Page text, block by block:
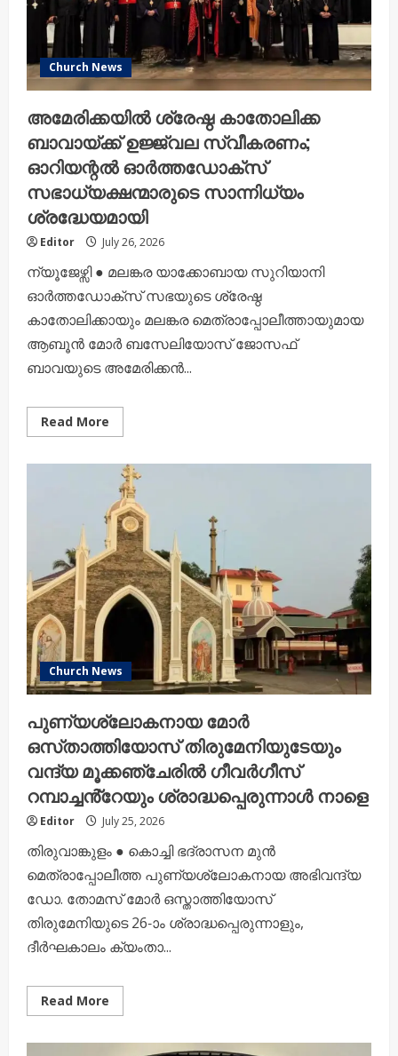
ഉദ്ഘാടനം
നിർവഹിച്ചു
Church News
അമേരിക്കയിൽ ശ്രേഷ്ഠ കാതോലിക്ക
ബാവായ്ക്ക് ഉജ്ജ്വല സ്വീകരണം;
ഓറിയന്റൽ ഓർത്തഡോക്സ്
സഭാധ്യക്ഷന്മാരുടെ സാന്നിധ്യം
ശ്രദ്ധേയമായി
Editor July 26, 2026
ന്യൂജേഴ്സി ● മലങ്കര യാക്കോബായ സുറിയാനി
ഓർത്തഡോക്സ് സഭയുടെ ശ്രേഷ്ഠ
കാതോലിക്കായും മലങ്കര മെത്രാപ്പോലീത്തായുമായ
ആബൂൻ മോർ ബസേലിയോസ് ജോസഫ്
ബാവയുടെ അമേരിക്കൻ...
Read More
more
ശ്രേഷ്ഠ
കാതോലിക്ക
ബാവായ്ക്ക്
ഉജ്ജ്വല
സ്വീകരണം;
ഓറിയന്റൽ
ഓർത്തഡോക്സ്
സഭാധ്യക്ഷന്മാരുടെ
സാന്നിധ്യം
ശ്രദ്ധേയമായി
Church News
പുണ്യശ്ലോകനായ മോർ
ഒസ്‌താത്തിയോസ് തിരുമേനിയുടേയും
വന്ദ്യ മൂക്കഞ്ചേരിൽ ഗീവർഗീസ്
റമ്പാച്ചൻ്റേയും ശ്രാദ്ധപ്പെരുന്നാൾ നാളെ
Editor July 25, 2026
തിരുവാങ്കുളം ● കൊച്ചി ഭദ്രാസന മുൻ
മെത്രാപ്പോലീത്ത പുണ്യശ്ലോകനായ അഭിവന്ദ്യ
ഡോ. തോമസ് മോർ ഒസ്താത്തിയോസ്
തിരുമേനിയുടെ 26-ാം ശ്രാദ്ധപ്പെരുന്നാളും,
ദീർഘകാലം ക്യംതാ...
Read More
more